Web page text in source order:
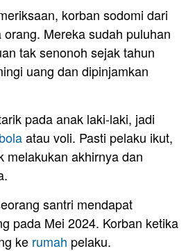
korban sodomi dari
Mereka sudah puluhan
tak senonoh sejak tahun
uang dan dipinjamkan
pada anak laki-laki, jadi
bolaatau voli. Pasti pelaku ikut,
melakukan akhirnya dan
santri mendapat
pada Mei 2024. Korban ketika
ke rumah pelaku.